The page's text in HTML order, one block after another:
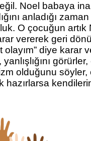
Noel babaya
anladığı
O çocuğun
vererek geri
olayım” diye karar
olduğunu
hazırlarsa